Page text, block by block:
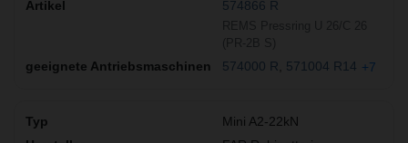
574866 R
574000 R 571004 R14 +7
Mini A2-22kN